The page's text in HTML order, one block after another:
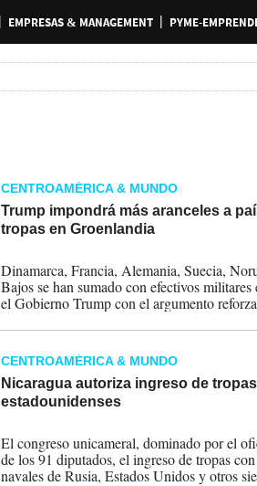
EMPRESAS & MANAGEMENT PYME-
CENTROAMÉRICA & MUNDO
Trump impondrá más aranceles a
tropas en Groenlandia
Dinamarca, Francia, Alemania, Suecia,
Bajos se han sumado con efectivos
el Gobierno Trump con el argumento
CENTROAMÉRICA & MUNDO
Nicaragua autoriza ingreso de
estadounidenses
El congreso unicameral, dominado por el
de los 91 diputados, el ingreso de tropas
navales de Rusia, Estados Unidos y otros